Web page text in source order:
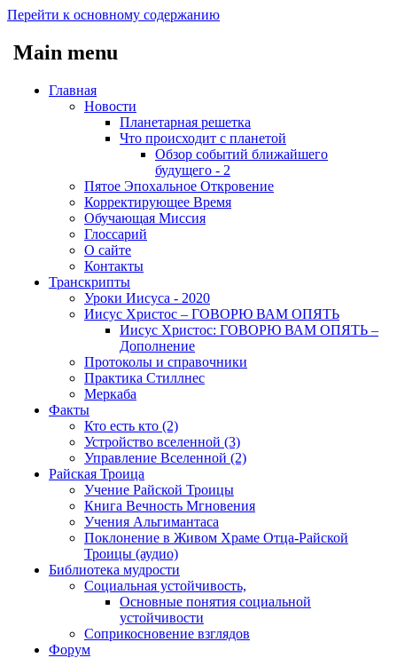
Перейти к основному содержанию
Main menu
Главная
Новости
Планетарная решетка
Что происходит с планетой
Обзор событий ближайшего
будущего - 2
Пятое Эпохальное Откровение
Корректирующее Время
Обучающая Миссия
Глоссарий
О сайте
Контакты
Транскрипты
Уроки Иисуса - 2020
Иисус Христос – ГОВОРЮ ВАМ ОПЯТЬ
Иисус Христос: ГОВОРЮ ВАМ ОПЯТЬ –
Дополнение
Протоколы и справочники
Практика Стиллнес
Меркаба
Факты
Кто есть кто (2)
Устройство вселенной (3)
Управление Вселенной (2)
Райская Троица
Учение Райской Троицы
Книга Вечность Мгновения
Учения Альгимантаса
Поклонение в Живом Храме Отца-Райской
Троицы (аудио)
Библиотека мудрости
Социальная устойчивость,
Основные понятия социальной
устойчивости
Соприкосновение взглядов
Форум